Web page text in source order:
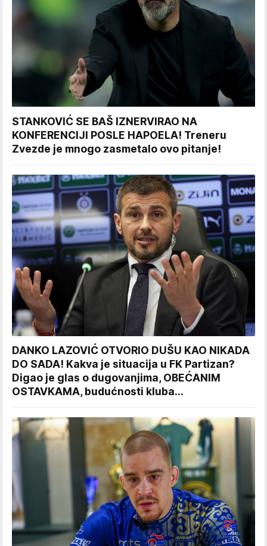
STANKOVIĆ SE BAŠ IZNERVIRAO NA
KONFERENCIJI POSLE HAPOELA! Treneru
Zvezde je mnogo zasmetalo ovo pitanje!
DANKO LAZOVIĆ OTVORIO DUŠU KAO NIKADA
DO SADA! Kakva je situacija u FK Partizan?
Digao je glas o dugovanjima, OBEĆANIM
OSTAVKAMA, budućnosti kluba...